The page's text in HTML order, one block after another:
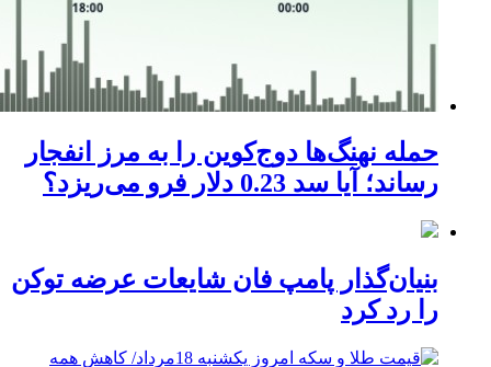
حمله نهنگ‌ها دوج‌کوین را به مرز انفجار
رساند؛ آیا سد 0.23 دلار فرو می‌ریزد؟
بنیان‌گذار پامپ فان شایعات عرضه توکن
را رد کرد